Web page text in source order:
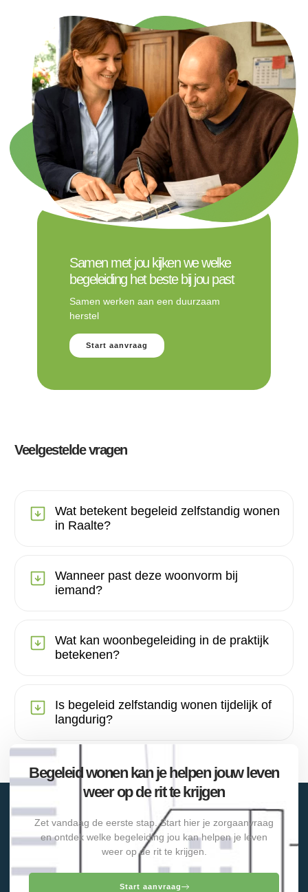
Samen met jou kijken we welke
begeleiding het beste bij jou past
Samen werken aan een duurzaam
herstel
Start aanvraag
Veelgestelde vragen
Wat betekent begeleid zelfstandig wonen
in Raalte?
Wanneer past deze woonvorm bij
iemand?
Wat kan woonbegeleiding in de praktijk
betekenen?
Is begeleid zelfstandig wonen tijdelijk of
langdurig?
Begeleid wonen kan je helpen jouw leven
weer op de rit te krijgen
Zet vandaag de eerste stap. Start hier je zorgaanvraag
en ontdek welke begeleiding jou kan helpen je leven
weer op de rit te krijgen.
Start aanvraag